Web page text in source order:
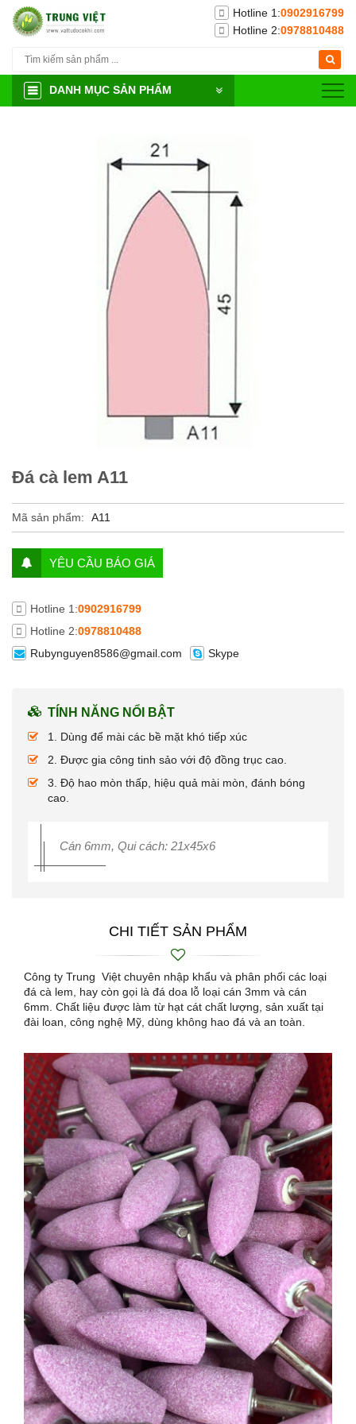
Hotline 1:0902916799
Hotline 2:0978810488
DANH MỤC SẢN PHẨM
Đá cà lem A11
Mã sản phẩm: A11
YÊU CẦU BÁO GIÁ
Hotline 1:0902916799
Hotline 2:0978810488
Rubynguyen8586@gmail.com
Skype
TÍNH NĂNG NỔI BẬT
1. Dùng để mài các bề mặt khó tiếp xúc
2. Được gia công tinh sảo với độ đồng trục cao.
3. Độ hao mòn thấp, hiệu quả mài mòn, đánh bóng
cao.
Cán 6mm, Qui cách: 21x45x6
CHI TIẾT SẢN PHẨM
Công ty Trung Việt chuyên nhập khẩu và phân phối các loại
đá cà lem, hay còn gọi là đá doa lỗ loại cán 3mm và cán
6mm. Chất liệu được làm từ hạt cát chất lượng, sản xuất tại
đài loan, công nghệ Mỹ, dùng không hao đá và an toàn.